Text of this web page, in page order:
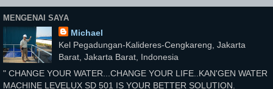
MENGENAI SAYA
Michael
Kel Pegadungan-Kalideres-Cengkareng, Jakarta
Barat, Jakarta Barat, Indonesia
" CHANGE YOUR WATER...CHANGE YOUR LIFE..KAN'GEN WATER
MACHINE LEVELUX SD 501 IS YOUR BETTER SOLUTION.